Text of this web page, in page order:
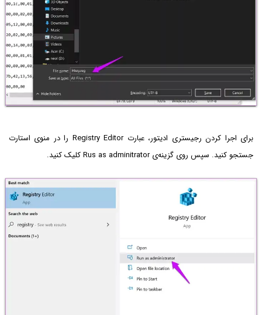
برای اجرا کردن رجیستری ادیتور، عبارت Registry Editor‌ را در منوی استارت
جستجو کنید. سپس روی گزینه‌ی Rus as adminitrator کلیک کنید.